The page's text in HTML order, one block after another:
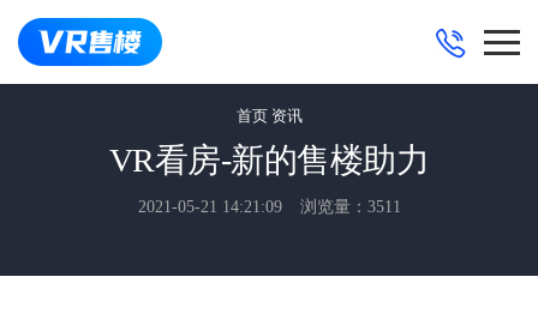
首页 资讯
VR看房-新的售楼助力
2021-05-21 14:21:09 浏览量：3511